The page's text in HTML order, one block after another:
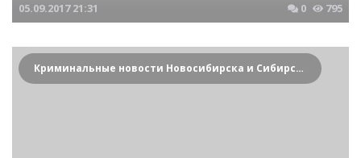
05.09.2017 21:31 0 795
Криминальные новости Новосибирска и Сибирского региона